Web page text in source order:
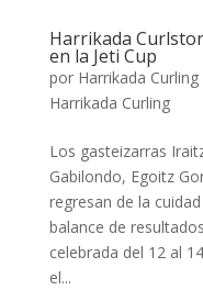
Harrikada
en la Jeti Cup
por Harrikada
Harrikada Curling
Los gasteizarras
Gabilondo, Egoitz
regresan de la
balance de
celebrada del 12 al
el...